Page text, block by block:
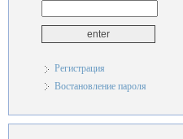
Регистрация
Востановление пароля